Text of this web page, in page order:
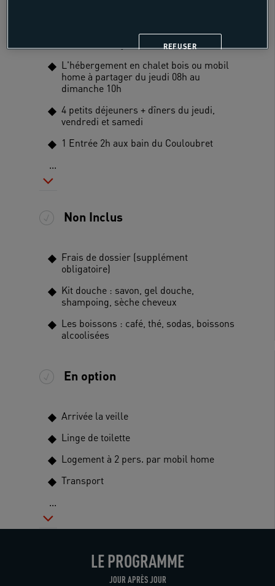
Séjour 4 Jours / 3 nuits du premier jour
L'hébergement en chalet bois ou mobil
home à partager du jeudi 08h au
dimanche 10h
4 petits déjeuners + dîners du jeudi,
vendredi et samedi
1 Entrée 2h aux bain du Couloubret
...
Non Inclus
Frais de dossier (supplément
obligatoire)
Kit douche : savon, gel douche,
shampoing, sèche cheveux
Les boissons : café, thé, sodas, boissons
alcoolisées
En option
Arrivée la veille
Linge de toilette
Logement à 2 pers. par mobil home
Transport
...
LE PROGRAMME
JOUR APRÈS JOUR
REFUSER